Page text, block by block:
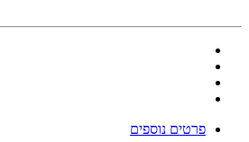
פרטים נוספים